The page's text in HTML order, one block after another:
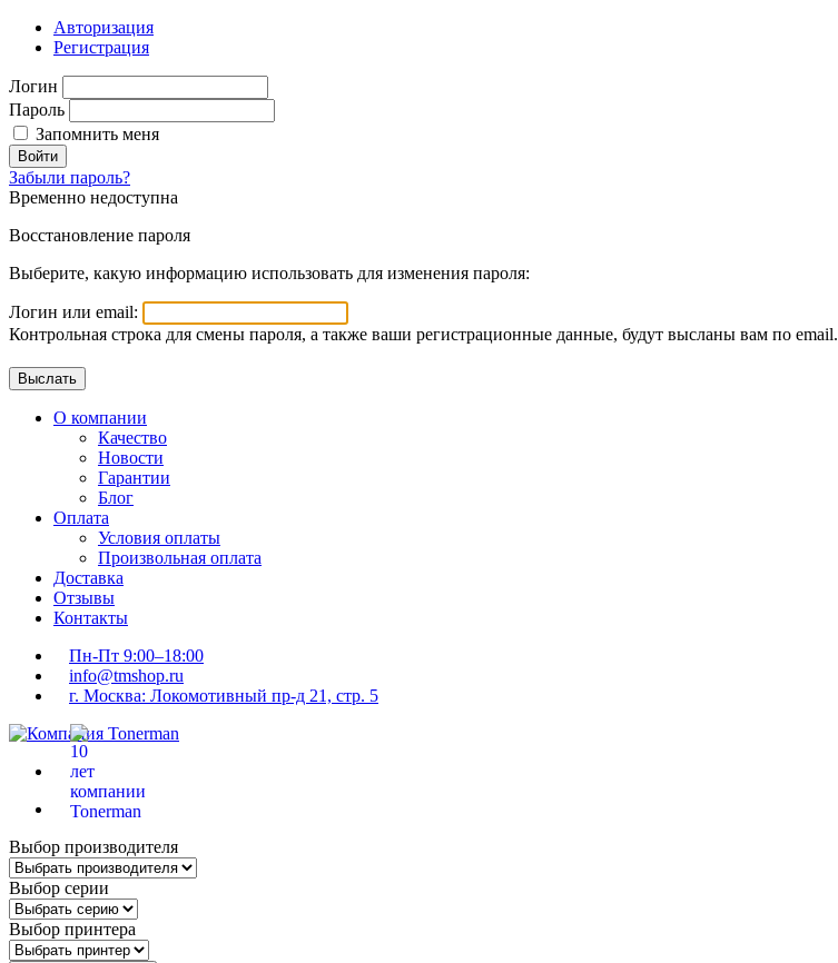
Авторизация
Регистрация
Логин
Пароль
Запомнить меня
Войти
Забыли пароль?
Временно недоступна
Восстановление пароля
Выберите, какую информацию использовать для изменения пароля:
Логин или email:
Контрольная строка для смены пароля, а также ваши регистрационные данные, будут высланы вам по email.
О компании
Качество
Новости
Гарантии
Блог
Оплата
Условия оплаты
Произвольная оплата
Доставка
Отзывы
Контакты
Пн-Пт 9:00–18:00
info@tmshop.ru
г. Москва: Локомотивный пр-д 21, стр. 5
Выбор производителя
Выбор серии
Выбор принтера